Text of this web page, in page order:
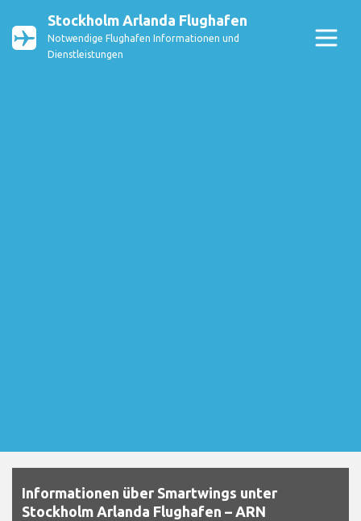
Stockholm Arlanda Flughafen
Notwendige Flughafen Informationen und
Dienstleistungen
Informationen über Smartwings unter
Stockholm Arlanda Flughafen – ARN